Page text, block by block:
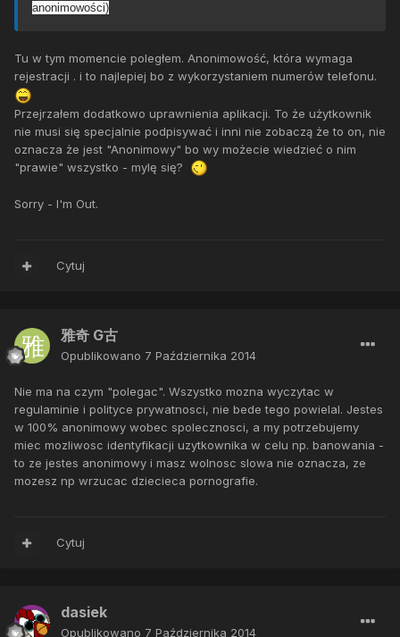
anonimowości)
Tu w tym momencie poległem. Anonimowość, która wymaga
rejestracji . i to najlepiej bo z wykorzystaniem numerów telefonu.
Przejrzałem dodatkowo uprawnienia aplikacji. To że użytkownik
nie musi się specjalnie podpisywać i inni nie zobaczą że to on, nie
oznacza że jest "Anonimowy" bo wy możecie wiedzieć o nim
"prawie" wszystko - mylę się?
Sorry - I'm Out.
Cytuj
雅奇 G古
Opublikowano 7 Października 2014
Nie ma na czym "polegac". Wszystko mozna wyczytac w
regulaminie i polityce prywatnosci, nie bede tego powielal. Jestes
w 100% anonimowy wobec spolecznosci, a my potrzebujemy
miec mozliwosc identyfikacji uzytkownika w celu np. banowania -
to ze jestes anonimowy i masz wolnosc slowa nie oznacza, ze
mozesz np wrzucac dziecieca pornografie.
Cytuj
dasiek
Opublikowano 7 Października 2014